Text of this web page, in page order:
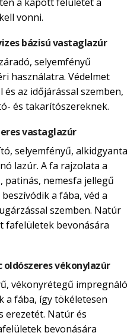
vonni.
bázisú vastaglazúr
selyemfényű
használatra. Védelmet
az időjárással szemben,
és takarítószereknek.
vastaglazúr
selyemfényű, alkidgyanta
lazúr. A fa rajzolata a
patinás, nemesfa jellegű
a fába, véd a
szemben. Natúr
fafelületek bevonására
oldószeres vékonylazúr
vékonyrétegű impregnáló
a fába, így tökéletesen
erezetét. Natúr és
bevonására